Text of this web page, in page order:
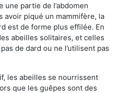
une partie de l’abdomen
avoir piqué un mammifère, la
est de forme plus effilée. En
abeilles solitaires, et celles
de dard ou ne l’utilisent pas
les abeilles se nourrissent
que les guêpes sont des